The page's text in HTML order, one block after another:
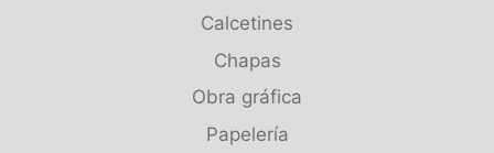
Calcetines
Chapas
Obra gráfica
Papelería